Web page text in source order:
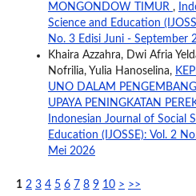
MONGONDOW TIMUR ,
Science and Education
No. 3 Edisi Juni - September
Khaira Azzahra, Dwi Afria
Nofrilia, Yulia Hanoselina,
UNO DALAM
UPAYA PENINGKATAN
Indonesian Journal of Social
Education (IJOSSE): Vol. 2
Mei 2026
1 2 3 4 5 6 7 8 9 10 > >>